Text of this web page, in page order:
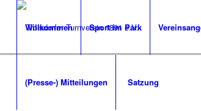
Willkommen Sport im Park
(Presse-) Mitteilungen Satzung